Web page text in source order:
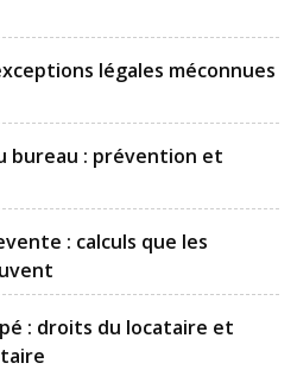
légales méconnues
bureau : prévention et
: calculs que les
: droits du locataire et